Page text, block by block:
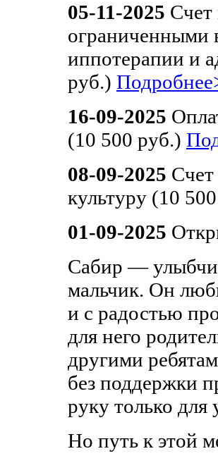
05-11-2025 Счет
ограниченными
иппотерапии и
руб.)
16-09-2025
(10 500 руб.)
08-09-2025
культуру (10
01-09-2025
Сабир —
мальчик. Он
и с радостью
для него
другими
без поддержки
руку только для
Но путь к этой